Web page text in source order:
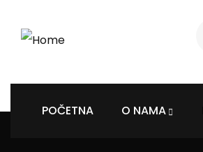
POČETNA O NAMA